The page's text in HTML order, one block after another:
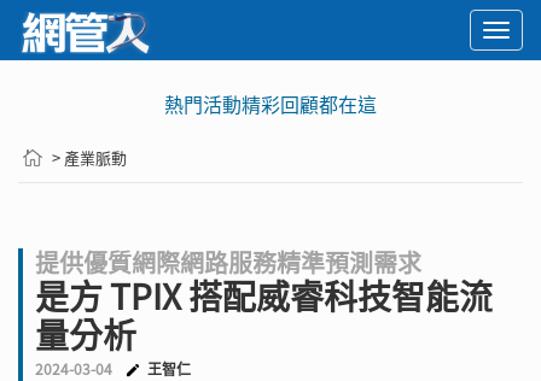
熱門活動精彩回顧都在這
> 產業脈動
提供優質網際網路服務精準預測需求
是方 TPIX 搭配威睿科技智能流
量分析
2024-03-04 王智仁